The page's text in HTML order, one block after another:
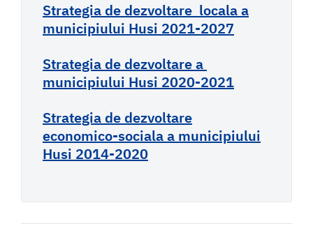
Strategia de dezvoltare locala a
municipiului Husi 2021-2027
Strategia de dezvoltare a
municipiului Husi 2020-2021
Strategia de dezvoltare
economico-sociala a municipiului
Husi 2014-2020